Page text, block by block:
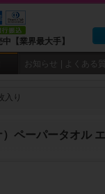
【業界最大手】
お知らせ よくある質
入り
ペーパータオル